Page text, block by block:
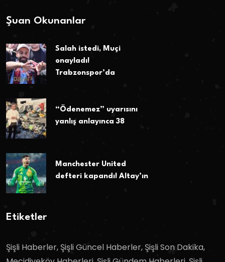
Şuan Okunanlar
Salah istedi, Muçi
onayladı!
Trabzonspor’da
“Ödenemez” uyarısını
yanlış anlayınca 38
Manchester United
defteri kapandı! Altay’ın
Etiketler
Şişli Haberler, Şişli Güncel Haberler, Şişli Son Dakika,